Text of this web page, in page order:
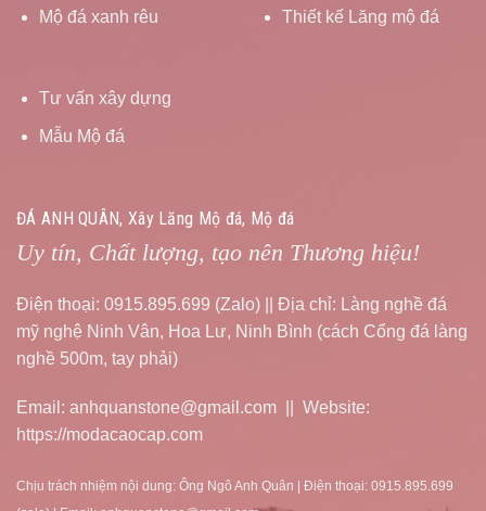
Mộ đá xanh rêu Thiết kế Lăng mộ đá
Tư vấn xây dựng
Mẫu Mộ đá
ĐÁ ANH QUÂN, Xây Lăng Mộ đá, Mộ đá
Uy tín, Chất lượng, tạo nên Thương hiệu!
Điện thoại: 0915.895.699 (Zalo) || Địa chỉ: Làng nghề đá
mỹ nghệ Ninh Vân, Hoa Lư, Ninh Bình (cách Cổng đá làng
nghề 500m, tay phải)
Email: anhquanstone@gmail.com || Website:
https://modacaocap.com
Chịu trách nhiệm nội dung: Ông Ngô Anh Quân | Điện thoại: 0915.895.699